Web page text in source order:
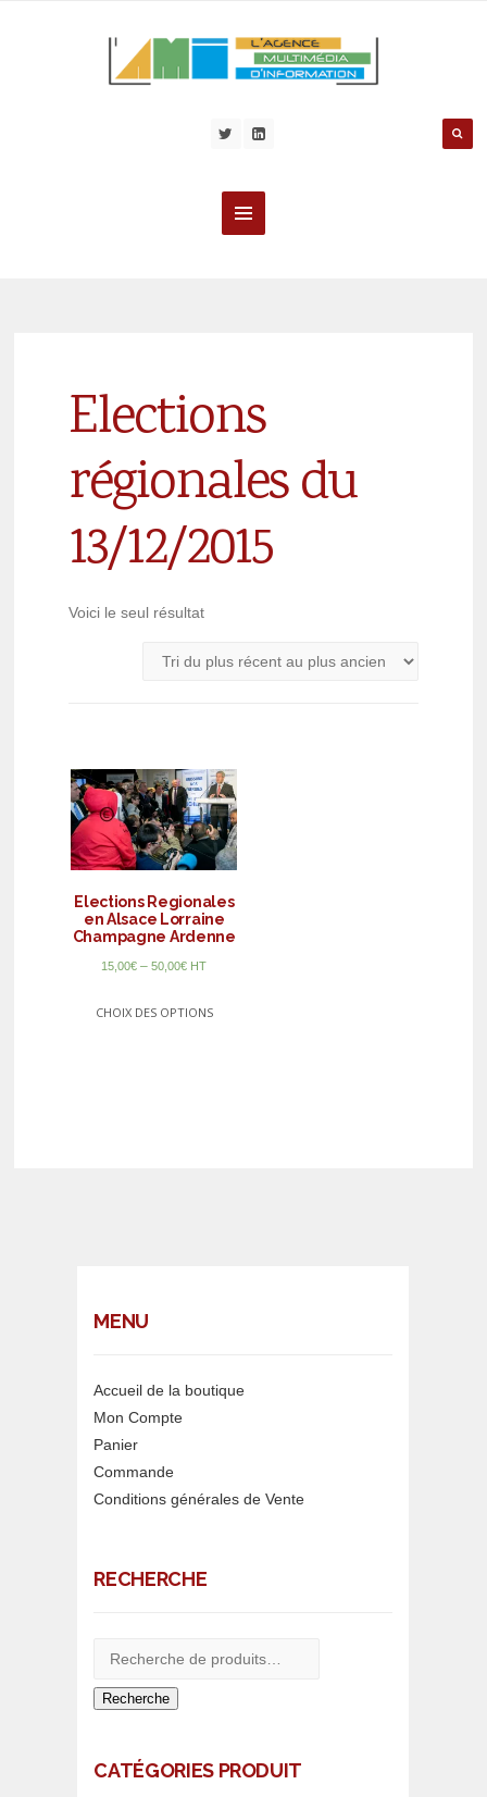
Elections
régionales du
13/12/2015
Voici le seul résultat
Elections Regionales
en Alsace Lorraine
Champagne Ardenne
15,00€ –50,00€ HT
CHOIX DES OPTIONS
MENU
Accueil de la boutique
Mon Compte
Panier
Commande
Conditions générales de Vente
RECHERCHE
Recherche
CATÉGORIES PRODUIT